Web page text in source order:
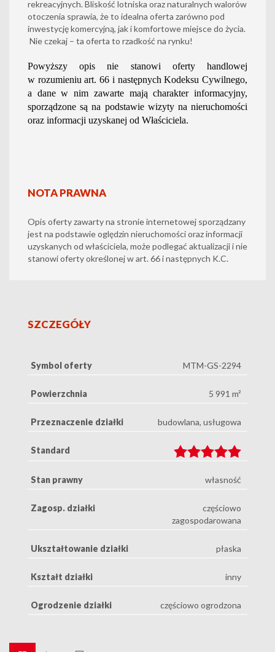
rekreacyjnych. Bliskość lotniska oraz naturalnych walorów
otoczenia sprawia, że to idealna oferta zarówno pod
inwestycję komercyjną, jak i komfortowe miejsce do życia.
Nie czekaj – ta oferta to rzadkość na rynku!
Powyższy opis nie stanowi oferty handlowej
w rozumieniu art. 66 i następnych Kodeksu Cywilnego,
a dane w nim zawarte mają charakter informacyjny,
sporządzone są na podstawie wizyty na nieruchomości
oraz informacji uzyskanej od Właściciela.
NOTA PRAWNA
Opis oferty zawarty na stronie internetowej sporządzany
jest na podstawie oględzin nieruchomości oraz informacji
uzyskanych od właściciela, może podlegać aktualizacji i nie
stanowi oferty określonej w art. 66 i następnych K.C.
SZCZEGÓŁY
Symbol oferty MTM-GS-2294
Powierzchnia 5 991 m²
Przeznaczenie działki budowlana, usługowa
Standard
Stan prawny własność
Zagosp. działki
częściowo
zagospodarowana
Ukształtowanie działki płaska
Kształt działki inny
Ogrodzenie działki częściowo ogrodzona